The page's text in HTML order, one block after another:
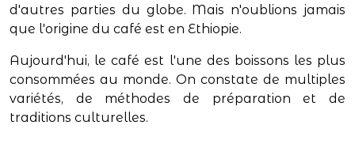
d'autres parties du globe. Mais n'oublions jamais
que l'origine du café est en Ethiopie.
Aujourd'hui, le café est l'une des boissons les plus
consommées au monde. On constate de multiples
variétés, de méthodes de préparation et de
traditions culturelles.